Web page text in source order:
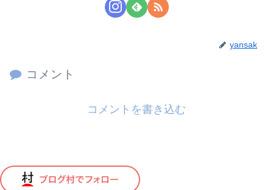
yansak
コメント
コメントを書き込む